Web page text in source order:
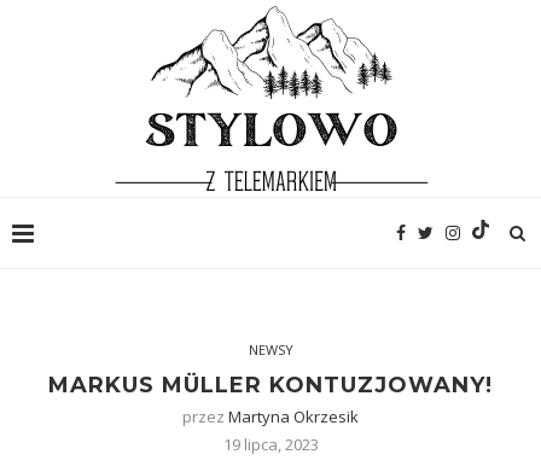
NEWSY
MARKUS MÜLLER KONTUZJOWANY!
przez Martyna Okrzesik
19 lipca, 2023